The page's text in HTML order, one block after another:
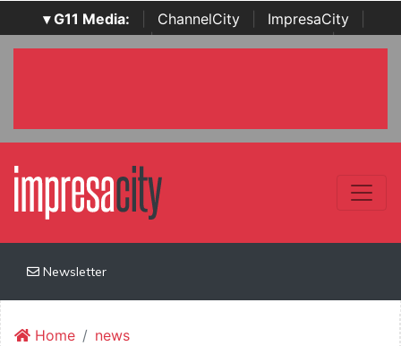
▾ G11 Media: ChannelCity ImpresaCity
SecurityOpenLab | Italian Channel Awards | Italian
Newsletter
Home
news